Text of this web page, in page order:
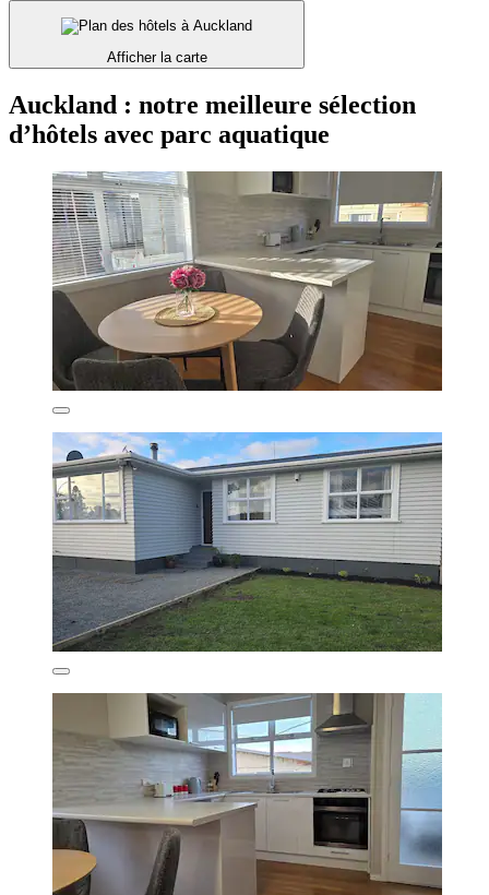
Afficher la carte
Auckland : notre meilleure sélection
d’hôtels avec parc aquatique